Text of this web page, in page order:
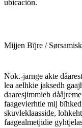
ubicación.
Mijjen Bïjre / Sørsamisk
Nok.-jarnge akte
lea aelhkie jaksedh
daaresjimmieh
faagevierhtie mij
skuvleklaasside,
faagealmetjidie